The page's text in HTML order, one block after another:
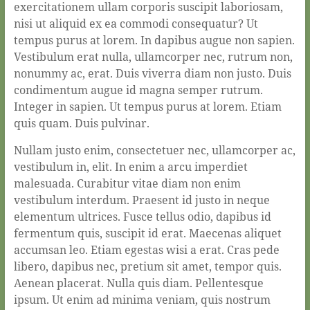
exercitationem ullam corporis suscipit laboriosam,
nisi ut aliquid ex ea commodi consequatur? Ut
tempus purus at lorem. In dapibus augue non sapien.
Vestibulum erat nulla, ullamcorper nec, rutrum non,
nonummy ac, erat. Duis viverra diam non justo. Duis
condimentum augue id magna semper rutrum.
Integer in sapien. Ut tempus purus at lorem. Etiam
quis quam. Duis pulvinar.
Nullam justo enim, consectetuer nec, ullamcorper ac,
vestibulum in, elit. In enim a arcu imperdiet
malesuada. Curabitur vitae diam non enim
vestibulum interdum. Praesent id justo in neque
elementum ultrices. Fusce tellus odio, dapibus id
fermentum quis, suscipit id erat. Maecenas aliquet
accumsan leo. Etiam egestas wisi a erat. Cras pede
libero, dapibus nec, pretium sit amet, tempor quis.
Aenean placerat. Nulla quis diam. Pellentesque
ipsum. Ut enim ad minima veniam, quis nostrum